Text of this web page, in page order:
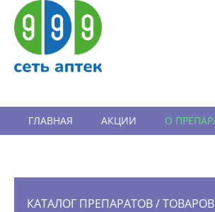
ГЛАВНАЯ АКЦИИ О
КАТАЛОГ ПРЕПАРАТОВ / ТОВАРОВ